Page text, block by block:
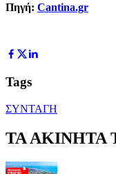
Πηγή: Cantina.gr
Tags
ΣΥΝΤΑΓΗ
ΤΑ